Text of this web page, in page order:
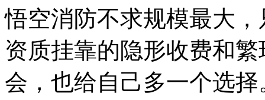
悟空消防不求规模最大
资质挂靠的隐形收费和
会，也给自己多一个选择